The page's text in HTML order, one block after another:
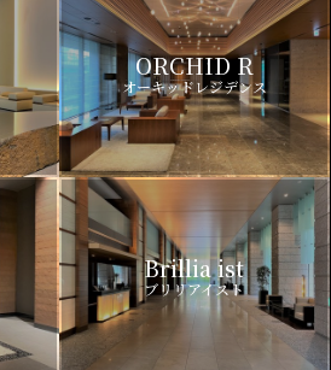
ORCHID R
オーキッドレジデンス
Brillia ist
ブリリアイスト